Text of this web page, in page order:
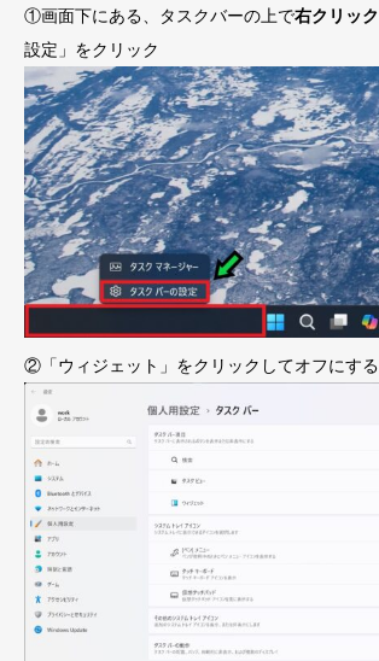
①画面下にある、タスクバーの上で右クリック
設定」をクリック
②「ウィジェット」をクリックしてオフにする